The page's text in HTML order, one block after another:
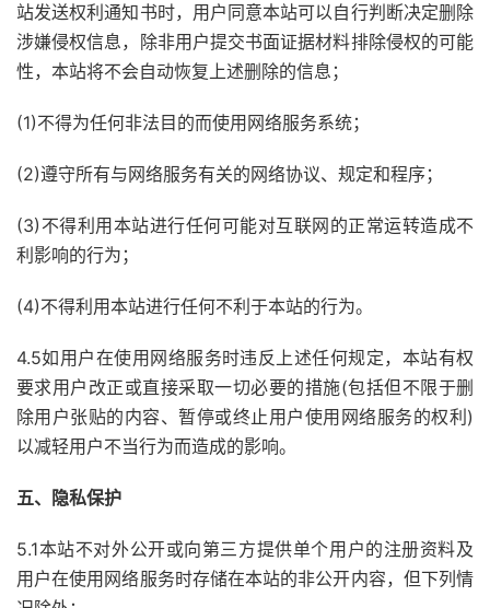
站发送权利通知书时，用户同意本站可以自行判断决定删除
涉嫌侵权信息，除非用户提交书面证据材料排除侵权的可能
性，本站将不会自动恢复上述删除的信息；
(1)不得为任何非法目的而使用网络服务系统；
(2)遵守所有与网络服务有关的网络协议、规定和程序；
(3)不得利用本站进行任何可能对互联网的正常运转造成不
利影响的行为；
(4)不得利用本站进行任何不利于本站的行为。
4.5如用户在使用网络服务时违反上述任何规定，本站有权
要求用户改正或直接采取一切必要的措施(包括但不限于删
除用户张贴的内容、暂停或终止用户使用网络服务的权利)
以减轻用户不当行为而造成的影响。
五、隐私保护
5.1本站不对外公开或向第三方提供单个用户的注册资料及
用户在使用网络服务时存储在本站的非公开内容，但下列情